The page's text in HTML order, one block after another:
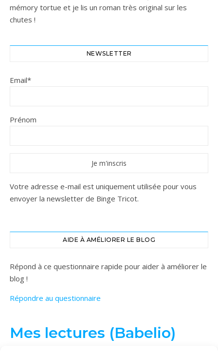
mémory tortue et je lis un roman très original sur les
chutes !
NEWSLETTER
Email*
Prénom
Votre adresse e-mail est uniquement utilisée pour vous
envoyer la newsletter de Binge Tricot.
AIDE À AMÉLIORER LE BLOG
Répond à ce questionnaire rapide pour aider à améliorer le
blog !
Répondre au questionnaire
Mes lectures (Babelio)